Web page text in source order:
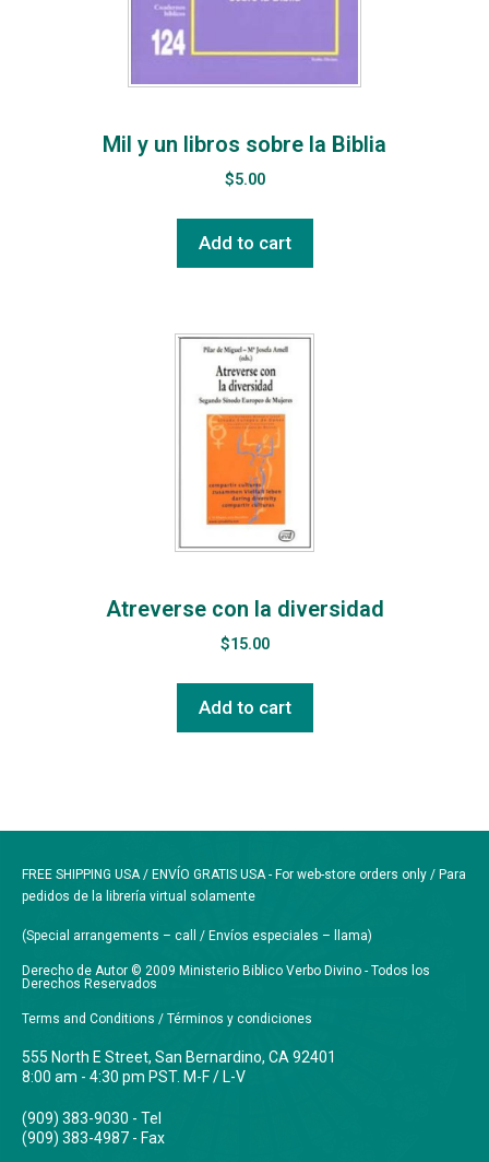
Mil y un libros sobre la Biblia
$5.00
Add to cart
Atreverse con la diversidad
$15.00
Add to cart
FREE SHIPPING USA / ENVÍO GRATIS USA - For web-store orders only / Para
pedidos de la librería virtual solamente
(Special arrangements – call / Envíos especiales – llama)
Derecho de Autor © 2009 Ministerio Biblico Verbo Divino - Todos los
Derechos Reservados
Terms and Conditions / Términos y condiciones
555 North E Street, San Bernardino, CA 92401
8:00 am - 4:30 pm PST. M-F / L-V
(909) 383-9030 - Tel
(909) 383-4987 - Fax